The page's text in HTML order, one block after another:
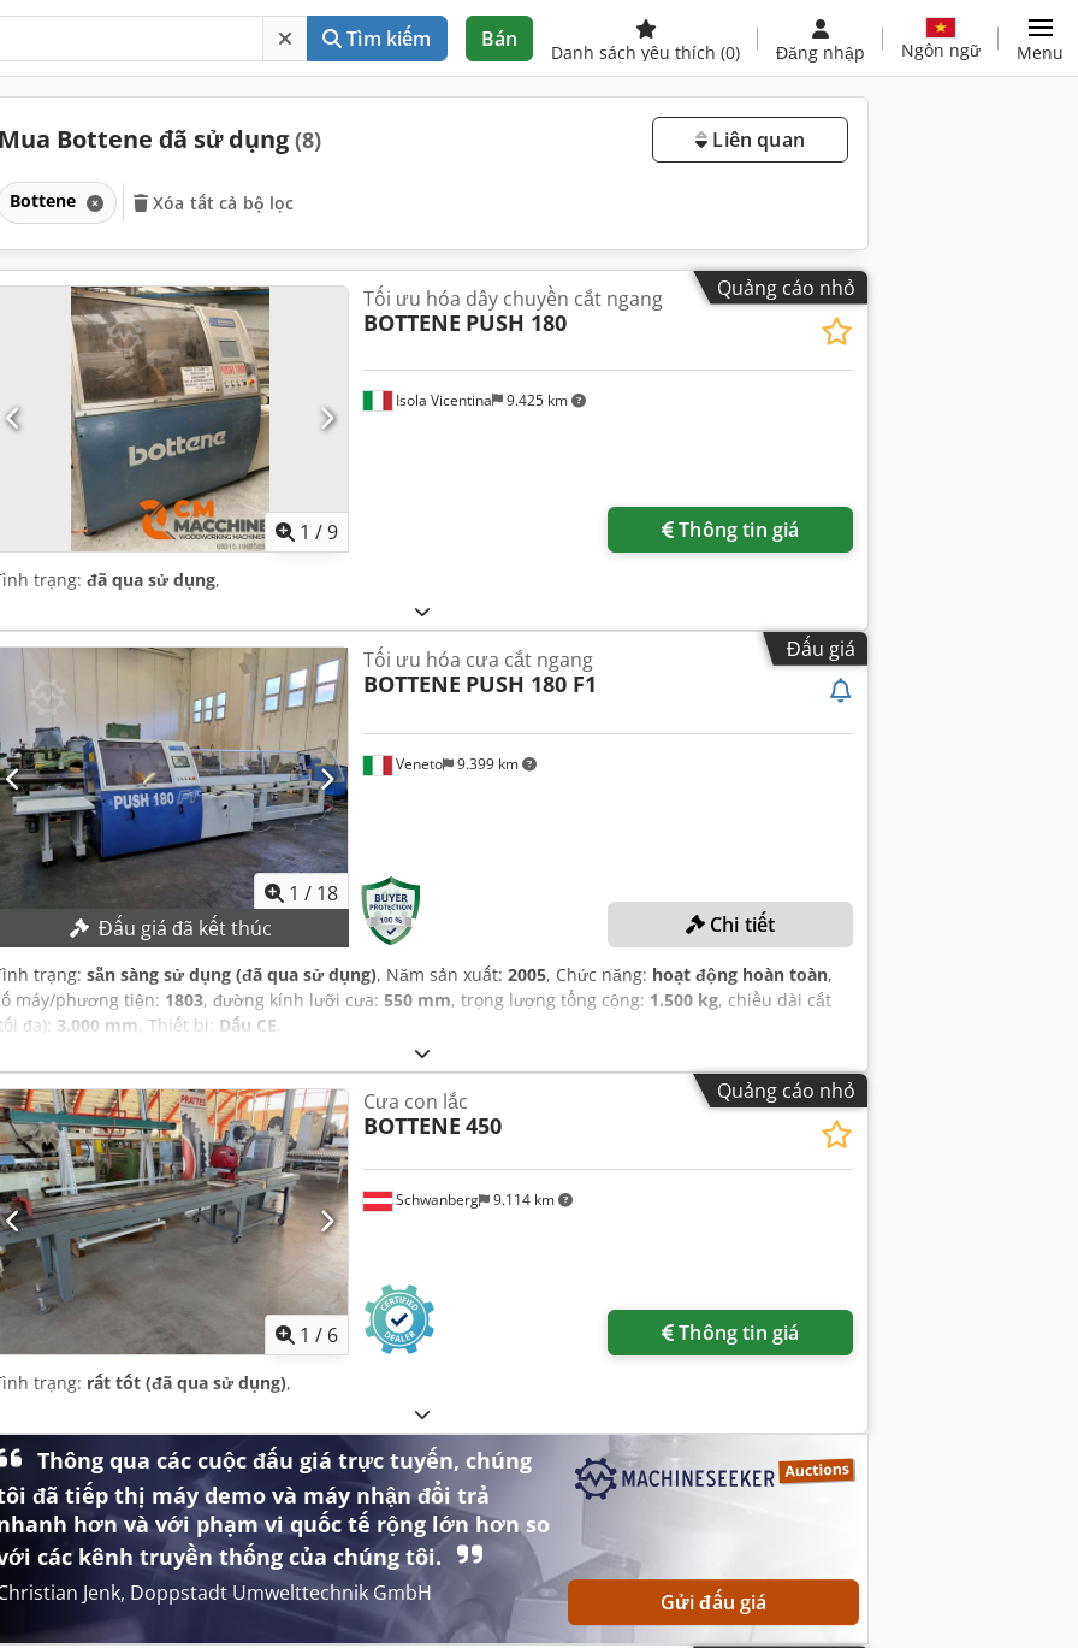
Tìm kiếm Bán
Danh sách yêu thích (0) Đăng nhập Ngôn ngữ Menu
Mua Bottene đã sử dụng (8) Liên quan
Bottene Xóa tất cả bộ lọc
Quảng cáo nhỏ
1 /9
Isola Vicentina 9.425 km
Tối ưu hóa dây chuyền cắt ngang
BOTTENE PUSH 180
Thông tin giá
trạng: đã qua sử dụng,
Đấu giá
1 / 18
Đấu giá đã kết thúc
Veneto 9.399 km
Tối ưu hóa cưa cắt ngang
BOTTENE PUSH 180 F1
Chi tiết
trạng: sẵn sàng sử dụng (đã qua sử dụng), Năm sản xuất: 2005, Chức năng: hoạt động hoàn toàn,
máy/phương tiện: 1803, đường kính lưỡi cưa: 550 mm, trọng lượng tổng cộng: 1.500 kg, chiều dài cắt
đa): 3.000 mm, Thiết bị: Dấu CE,
Quảng cáo nhỏ
1 / 6
Schwanberg 9.114 km
Cưa con lắc
BOTTENE 450
Thông tin giá
trạng: rất tốt (đã qua sử dụng),
Thông qua các cuộc đấu giá trực tuyến, chúng
đã tiếp thị máy demo và máy nhận đổi trả
hơn và với phạm vi quốc tế rộng lớn hơn so
các kênh truyền thống của chúng tôi.
Jenk, Doppstadt Umwelttechnik GmbH Gửi đấu giá